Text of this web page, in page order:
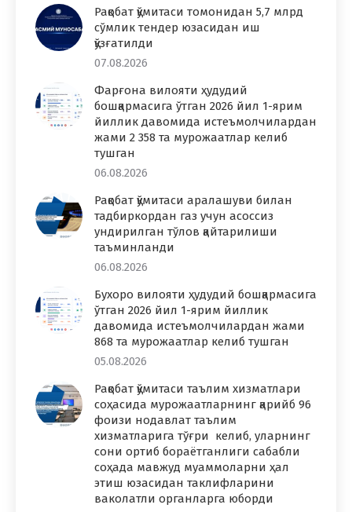
Рақобат қўмитаси томонидан 5,7 млрд
сўмлик тендер юзасидан иш
қўзғатилди
07.08.2026
Фарғона вилояти ҳудудий
бошқармасига ўтган 2026 йил 1-ярим
йиллик давомида истеъмолчилардан
жами 2 358 та мурожаатлар келиб
тушган
06.08.2026
Рақобат қўмитаси аралашуви билан
тадбиркордан газ учун асоссиз
ундирилган тўлов қайтарилиши
таъминланди
06.08.2026
Бухоро вилояти ҳудудий бошқармасига
ўтган 2026 йил 1-ярим йиллик
давомида истеъмолчилардан жами
868 та мурожаатлар келиб тушган
05.08.2026
Рақобат қўмитаси таълим хизматлари
соҳасида мурожаатларнинг қарийб 96
фоизи нодавлат таълим
хизматларига тўғри келиб, уларнинг
сони ортиб бораётганлиги сабабли
соҳада мавжуд муаммоларни ҳал
этиш юзасидан таклифларини
ваколатли органларга юборди